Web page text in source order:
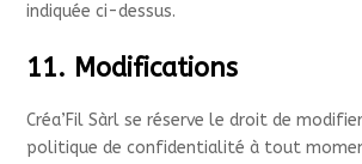
indiquée ci-dessus.
11. Modifications
Créa’Fil Sàrl se réserve le droit de
politique de confidentialité à tout